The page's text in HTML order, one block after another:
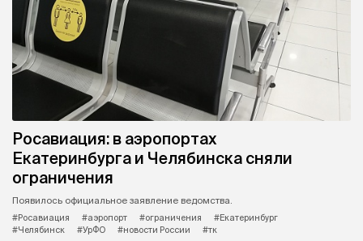
Росавиация: в аэропортах
Екатеринбурга и Челябинска сняли
ограничения
Появилось официальное заявление ведомства.
#Росавиация
#аэропорт #ограничения
#Екатеринбург
#Челябинск
#УрФО #новости России #тк